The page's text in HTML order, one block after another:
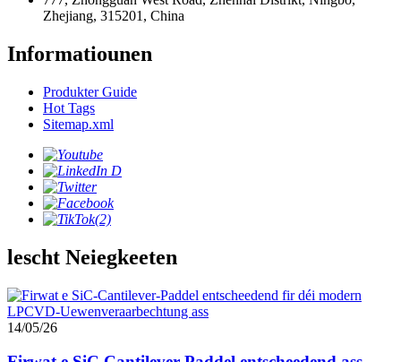
Zhejiang, 315201, China
Informatiounen
Produkter Guide
Hot Tags
Sitemap.xml
lescht Neiegkeeten
14/05/26